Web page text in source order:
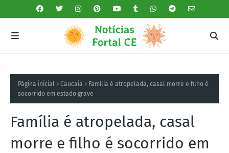
Página inicial Caucaia
Família é atropelada, casal morre e filho é
socorrido em estado grave
Família é atropelada, casal
morre e filho é socorrido em